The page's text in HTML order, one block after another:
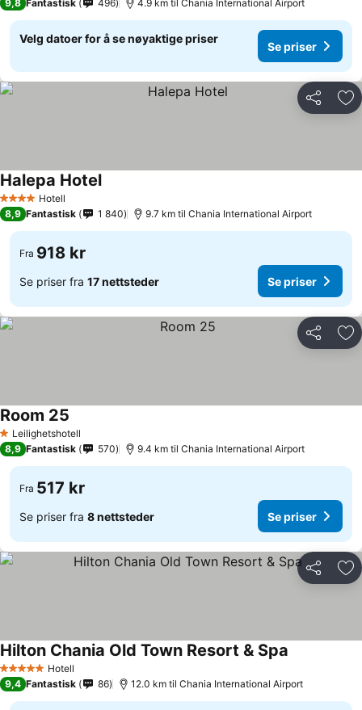
9,8 Fantastisk 496 4.9 km til Chania International Airport
Velg datoer for å se nøyaktige priser
Se priser
Del
4 StjernerHotell
Halepa HotelSe priser
8,9 Fantastisk 1 840 9.7 km til Chania International Airport
Fra 918 kr
Se priser fra 17 nettsteder Se priser
Del
1 Stjerner
Leilighetshotell
Room 25
8,9 Fantastisk 570 9.4 km til Chania International Airport
Fra 517 kr
Se priser fra 8 nettsteder Se priser
Del
5 Stjerner Hotell
Hilton Chania Old Town Resort & Spa
9,4 Fantastisk 86 12.0 km til Chania International Airport